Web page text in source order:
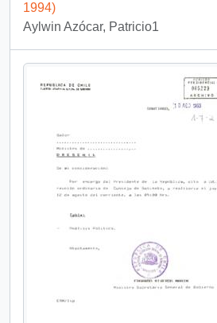
1994)
Aylwin Azócar, Patricio1